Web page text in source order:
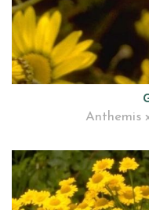
Anthemis